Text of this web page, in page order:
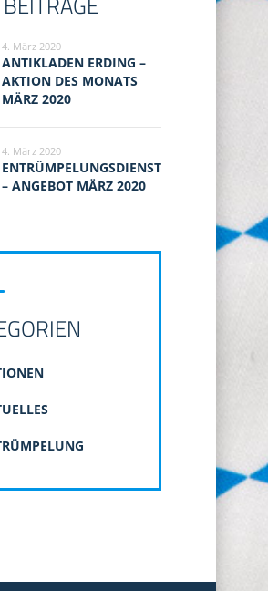
4. März 2020
ANTIKLADEN ERDING –
AKTION DES MONATS
MÄRZ 2020
4. März 2020
ENTRÜMPELUNGSDIENST
– ANGEBOT MÄRZ 2020